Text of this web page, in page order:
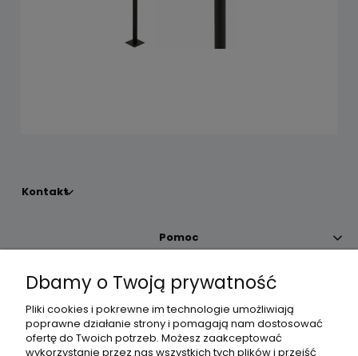
Kontakt
Pomoc
Moje konto
Płatności i dostawa
Dbamy o Twoją prywatność
Pliki cookies i pokrewne im technologie umożliwiają
poprawne działanie strony i pomagają nam dostosować
ofertę do Twoich potrzeb. Możesz zaakceptować
wykorzystanie przez nas wszystkich tych plików i przejść